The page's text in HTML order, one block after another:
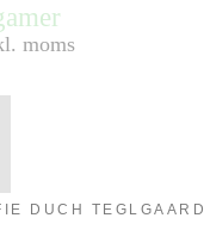
moms
DUCH TEGLGAARD